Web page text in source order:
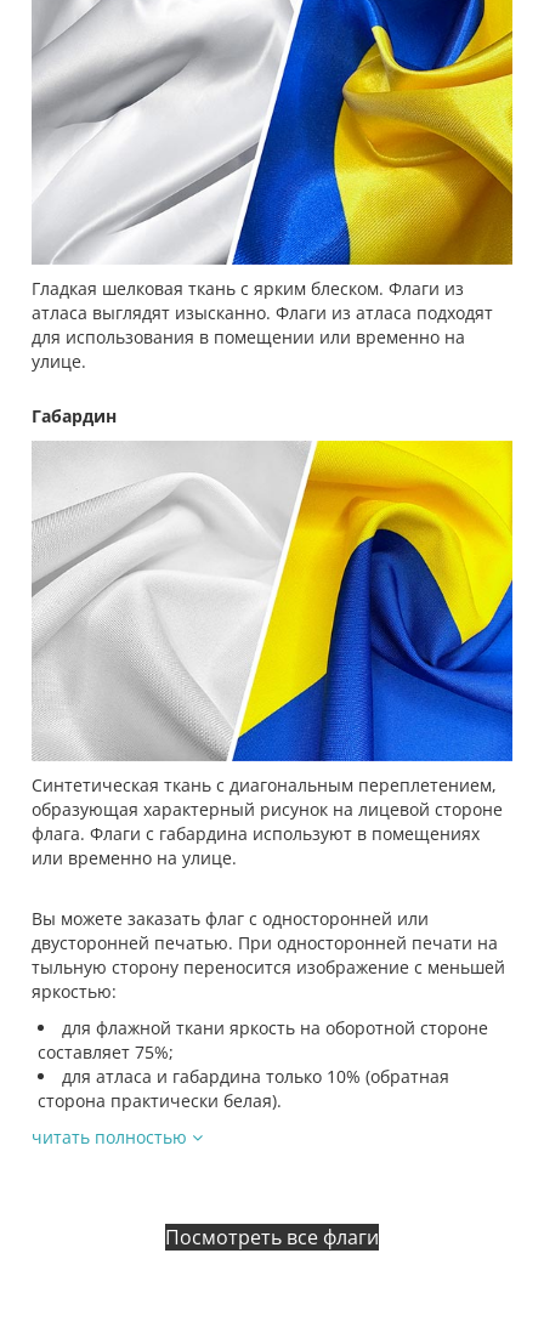
Гладкая шелковая ткань с ярким блеском. Флаги из
атласа выглядят изысканно. Флаги из атласа подходят
для использования в помещении или временно на
улице.
Габардин
Синтетическая ткань с диагональным переплетением,
образующая характерный рисунок на лицевой стороне
флага. Флаги с габардина используют в помещениях
или временно на улице.
Вы можете заказать флаг с односторонней или
двусторонней печатью. При односторонней печати на
тыльную сторону переносится изображение с меньшей
яркостью:
для флажной ткани яркость на оборотной стороне
составляет 75%;
для атласа и габардина только 10% (обратная
сторона практически белая).
читать полностью
Посмотреть все флаги